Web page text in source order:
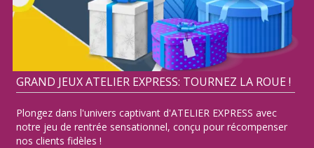
GRAND JEUX ATELIER EXPRESS: TOURNEZ LA ROUE !
Plongez dans l'univers captivant d'ATELIER EXPRESS avec
notre jeu de rentrée sensationnel, conçu pour récompenser
nos clients fidèles !